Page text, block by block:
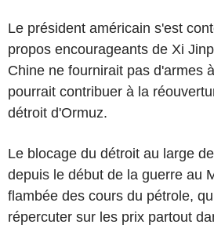
Le président américain s'est
propos encourageants de Xi
Chine ne fournirait pas d'armes
pourrait contribuer à la
détroit d'Ormuz.
Le blocage du détroit au large
depuis le début de la guerre au
flambée des cours du pétrole,
répercuter sur les prix partout